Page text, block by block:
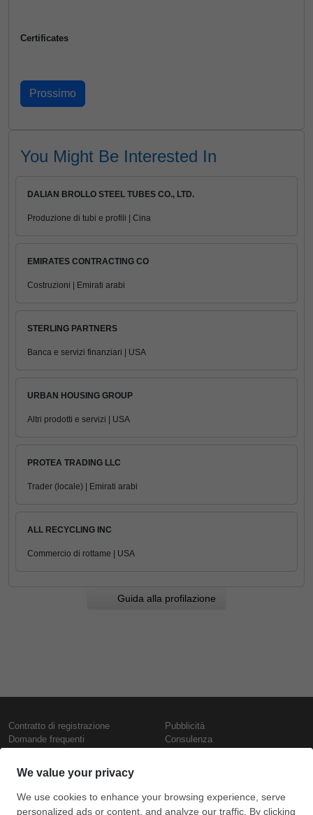
Certificates
You Might Be Interested In
DALIAN BROLLO STEEL TUBES CO., LTD.
Produzione di tubi e profili | Cina
EMIRATES CONTRACTING CO
Costruzioni | Emirati arabi
STERLING PARTNERS
Banca e servizi finanziari | USA
URBAN HOUSING GROUP
Altri prodotti e servizi | USA
PROTEA TRADING LLC
Trader (locale) | Emirati arabi
ALL RECYCLING INC
Commercio di rottame | USA
Guida alla profilazione
Contratto di registrazione
Domande frequenti
Presentazione
Contattaci
Termini di utilizzo
Politica di riservatezza
Pubblicità
Consulenza